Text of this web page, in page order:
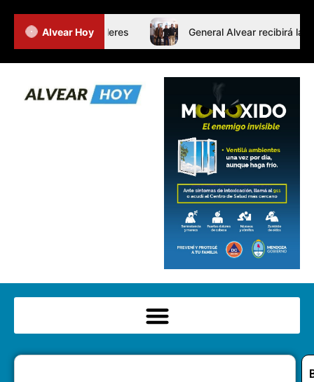
Alvear Hoy
Jornada de Intertalleres General Alvear recibirá las